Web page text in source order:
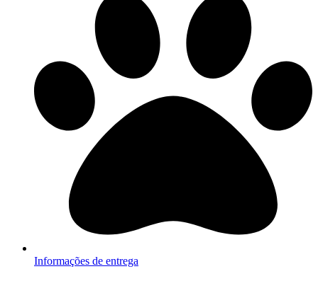
Informações de entrega